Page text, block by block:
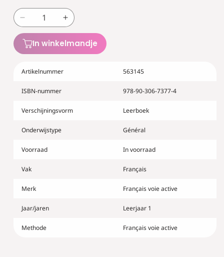
prijs
Aantal
verlagen
voor
Français
active
-
manuel
2015)
Aantal
verhogen
voor
Français
In winkelmandje
Artikelnummer 563145
ISBN-nummer 978-90-306-7377-4
Verschijningsvorm Leerboek
Onderwijstype Général
Voorraad In voorraad
Vak Français
Merk Français voie active
Jaar/jaren Leerjaar 1
Methode Français voie active